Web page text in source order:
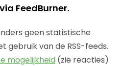
FeedBurner.
geen statistische
gebruik van de RSS-feeds.
mogelijkheid (zie reacties)